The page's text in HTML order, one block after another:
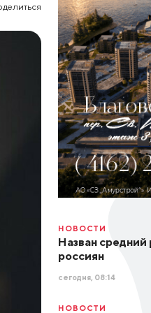
НОВОСТИ
Назван средний
россиян
сегодня, 08:14
НОВОСТИ